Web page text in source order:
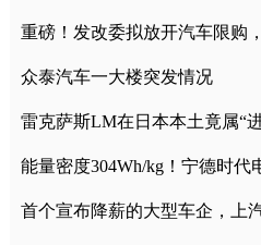
重磅！发改委拟放开汽车限购
众泰汽车一大楼突发情况
雷克萨斯LM在日本本土竟属“
能量密度304Wh/kg！宁德时代